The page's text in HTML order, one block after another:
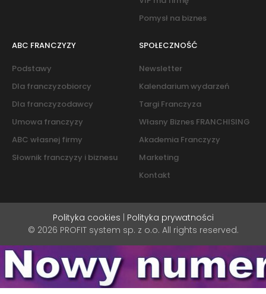
Pomysł na biznes
ABC FRANCZYZY
Podstawy
Dla franczyzobiorcy
Dla franczyzodawcy
Umowa franczyzy
ABC własnej firmy
Słownik franczyzy i biznesu
SPOŁECZNOŚĆ
Newsletter
Kalendarium wydarzeń
Targi Franczyza
Własny Biznes FRANCHISING
Akademia Franczyzy
Marketing
Kontakt
Polityka cookies
Polityka prywatności
© 2026 PROFIT system sp. z o.o. All rights reserved.